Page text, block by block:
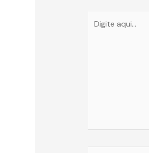
aqui...